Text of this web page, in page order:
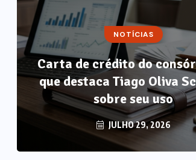
NOTÍCIAS
Carta de crédito do
que destaca Tiago Oliva
sobre seu uso
JULHO 29, 2026
NOTÍCIAS
Método LP: por que
alimentar é o único
que não regride?
AGOSTO 7, 2026